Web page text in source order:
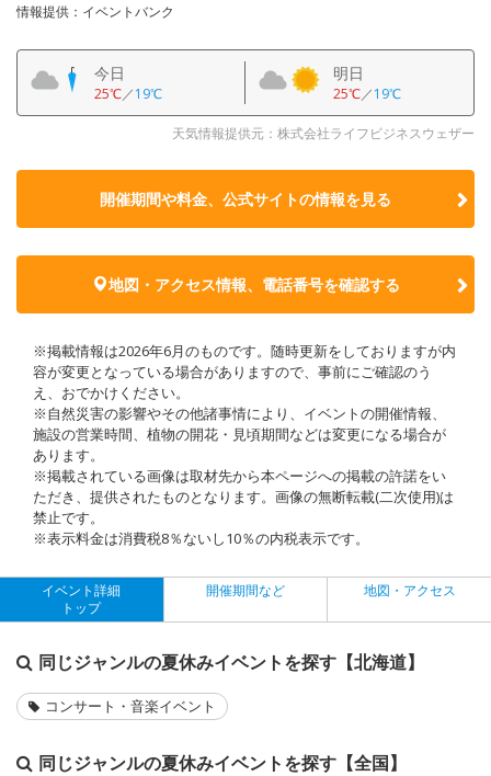
情報提供：イベントバンク
今日
25℃／19℃
明日
25℃／19℃
天気情報提供元：株式会社ライフビジネスウェザー
開催期間や料金、公式サイトの情報を見る
地図・アクセス情報、電話番号を確認する
※掲載情報は2026年6月のものです。随時更新をしておりますが内
容が変更となっている場合がありますので、事前にご確認のう
え、おでかけください。
※自然災害の影響やその他諸事情により、イベントの開催情報、
施設の営業時間、植物の開花・見頃期間などは変更になる場合が
あります。
※掲載されている画像は取材先から本ページへの掲載の許諾をい
ただき、提供されたものとなります。画像の無断転載(二次使用)は
禁止です。
※表示料金は消費税8％ないし10％の内税表示です。
イベント詳細
トップ
開催期間など 地図・アクセス
同じジャンルの夏休みイベントを探す【北海道】
コンサート・音楽イベント
同じジャンルの夏休みイベントを探す【全国】